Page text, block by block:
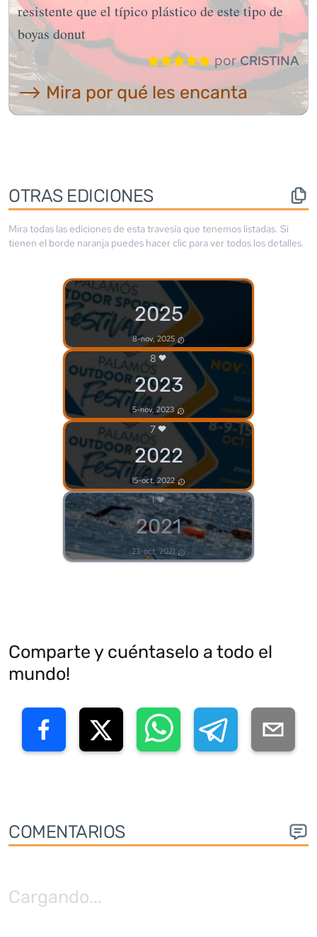
resistente que el típico plástico de este tipo de
boyas donut
porCRISTINA
⟶ Mira por qué les encanta
OTRAS EDICIONES
Mira todas las ediciones de esta travesía que tenemos listadas. Si
tienen el borde naranja puedes hacer clic para ver todos los detalles.
2025
8-nov, 2025
8
2023
5-nov, 2023
7
2022
15-oct, 2022
1
2021
23-oct, 2021
Comparte y cuéntaselo a todo el
mundo!
COMENTARIOS
Cargando...